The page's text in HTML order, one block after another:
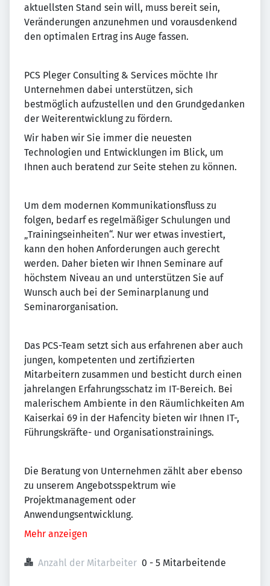
aktuellsten Stand sein will, muss bereit sein,
Veränderungen anzunehmen und vorausdenkend
den optimalen Ertrag ins Auge fassen.
PCS Pleger Consulting & Services möchte Ihr
Unternehmen dabei unterstützen, sich
bestmöglich aufzustellen und den Grundgedanken
der Weiterentwicklung zu fördern.
Wir haben wir Sie immer die neuesten
Technologien und Entwicklungen im Blick, um
Ihnen auch beratend zur Seite stehen zu können.
Um dem modernen Kommunikationsfluss zu
folgen, bedarf es regelmäßiger Schulungen und
„Trainingseinheiten“. Nur wer etwas investiert,
kann den hohen Anforderungen auch gerecht
werden. Daher bieten wir Ihnen Seminare auf
höchstem Niveau an und unterstützen Sie auf
Wunsch auch bei der Seminarplanung und
Seminarorganisation.
Das PCS-Team setzt sich aus erfahrenen aber auch
jungen, kompetenten und zertifizierten
Mitarbeitern zusammen und besticht durch einen
jahrelangen Erfahrungsschatz im IT-Bereich. Bei
malerischem Ambiente in den Räumlichkeiten Am
Kaiserkai 69 in der Hafencity bieten wir Ihnen IT-,
Führungskräfte- und Organisationstrainings.
Die Beratung von Unternehmen zählt aber ebenso
zu unserem Angebotsspektrum wie
Projektmanagement oder
Anwendungsentwicklung.
Mehr anzeigen
Anzahl der Mitarbeiter 0 - 5 Mitarbeitende